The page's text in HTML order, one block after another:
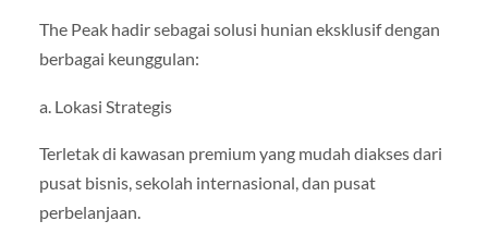
The Peak hadir sebagai solusi hunian eksklusif dengan
berbagai keunggulan:
a. Lokasi Strategis
Terletak di kawasan premium yang mudah diakses dari
pusat bisnis, sekolah internasional, dan pusat
perbelanjaan.